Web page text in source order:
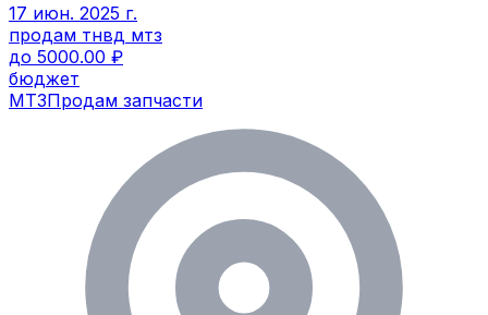
17 июн. 2025 г.
продам тнвд мтз
до 5000.00 ₽
бюджет
МТЗПродам запчасти